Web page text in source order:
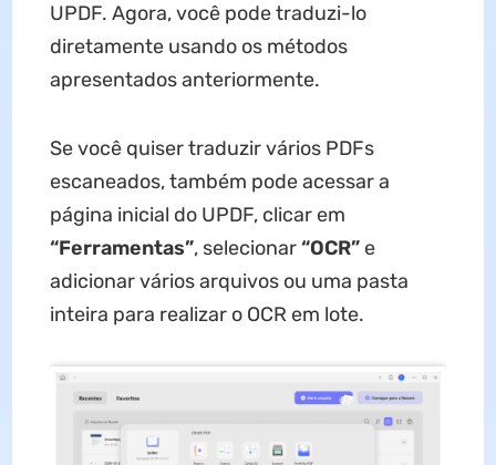
UPDF. Agora, você pode traduzi-lo
diretamente usando os métodos
apresentados anteriormente.
Se você quiser traduzir vários PDFs
escaneados, também pode acessar a
página inicial do UPDF, clicar em
“Ferramentas”, selecionar“OCR”e
adicionar vários arquivos ou uma pasta
inteira para realizar o OCR em lote.